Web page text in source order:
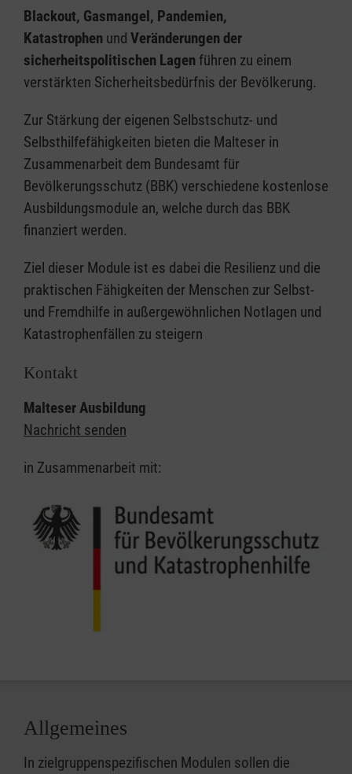
Blackout, Gasmangel, Pandemien,
Katastrophen und Veränderungen der
sicherheitspolitischen Lagen führen zu einem
verstärkten Sicherheitsbedürfnis der Bevölkerung.
Zur Stärkung der eigenen Selbstschutz- und
Selbsthilfefähigkeiten bieten die Malteser in
Zusammenarbeit dem Bundesamt für
Bevölkerungsschutz (BBK) verschiedene kostenlose
Ausbildungsmodule an, welche durch das BBK
finanziert werden.
Ziel dieser Module ist es dabei die Resilienz und die
praktischen Fähigkeiten der Menschen zur Selbst-
und Fremdhilfe in außergewöhnlichen Notlagen und
Katastrophenfällen zu steigern
Kontakt
Malteser Ausbildung
Nachricht senden
in Zusammenarbeit mit:
Allgemeines
In zielgruppenspezifischen Modulen sollen die